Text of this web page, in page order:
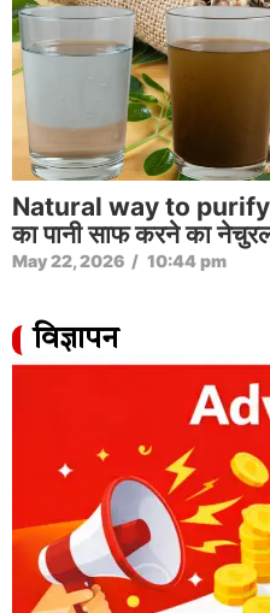
Natural way to
का पानी साफ करने का
May 22, 2026 / 10:44 pm
विज्ञापन